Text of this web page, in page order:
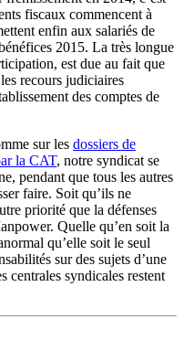
fiscaux commencent à
enfin aux salariés de
2015. La très longue
est due au fait que
recours judiciaires
des comptes de
sur les dossiers de
la CAT, notre syndicat se
pendant que tous les autres
faire. Soit qu’ils ne
priorité que la défenses
Quelle qu’en soit la
qu’elle soit le seul
sur des sujets d’une
centrales syndicales restent